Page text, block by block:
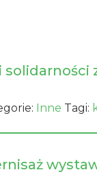
solidarności
Inne Tagi: